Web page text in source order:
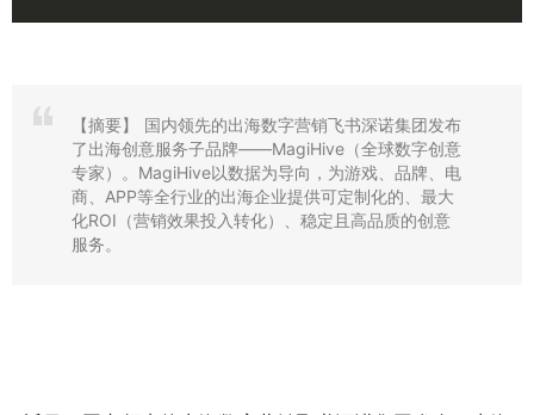
【摘要】
国内领先的出海数字营销飞书深诺集团发布
了出海创意服务子品牌——MagiHive（全球数字创意
专家）。MagiHive以数据为导向，为游戏、品牌、电
商、APP等全行业的出海企业提供可定制化的、最大
化ROI（营销效果投入转化）、稳定且高品质的创意
服务。